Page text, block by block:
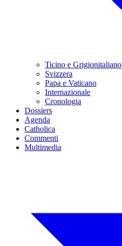
Ticino e Grigionitaliano
Svizzera
Papa e Vaticano
Internazionale
Cronologia
Dossiers
Agenda
Catholica
Commenti
Multimedia